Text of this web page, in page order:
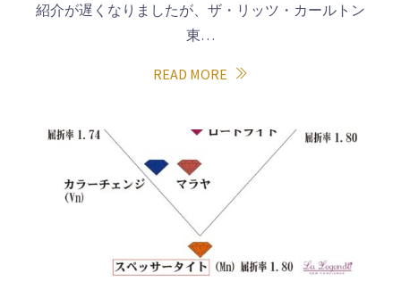
紹介が遅くなりましたが、ザ・リッツ・カールトン
東…
READ MORE